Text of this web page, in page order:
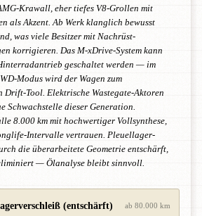
Krawall, eher tiefes V8-Grollen mit
als Akzent. Ab Werk klanglich bewusst
was viele Besitzer mit Nachrüst-
korrigieren. Das M-xDrive-System kann
geschaltet werden — im
Modus wird der Wagen zum
Drift-Tool. Elektrische Wastegate-Aktoren
Schwachstelle dieser Generation.
8.000 km mit hochwertiger Vollsynthese,
Intervalle vertrauen. Pleuellager-
die überarbeitete Geometrie entschärft,
— Ölanalyse bleibt sinnvoll.
(entschärft) ab 80.000 km